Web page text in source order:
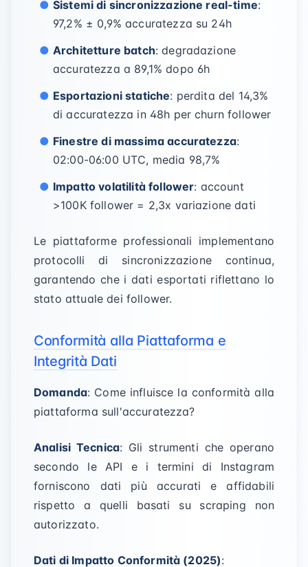
Sistemi di sincronizzazione real-time:
97,2% ± 0,9% accuratezza su 24h
Architetture batch: degradazione
accuratezza a 89,1% dopo 6h
Esportazioni statiche: perdita del 14,3%
di accuratezza in 48h per churn follower
Finestre di massima accuratezza:
02:00-06:00 UTC, media 98,7%
Impatto volatilità follower: account
>100K follower = 2,3x variazione dati
Le piattaforme professionali implementano
protocolli di sincronizzazione continua,
garantendo che i dati esportati riflettano lo
stato attuale dei follower.
Conformità alla Piattaforma e
Integrità Dati
Domanda: Come influisce la conformità alla
piattaforma sull'accuratezza?
Analisi Tecnica: Gli strumenti che operano
secondo le API e i termini di Instagram
forniscono dati più accurati e affidabili
rispetto a quelli basati su scraping non
autorizzato.
Dati di Impatto Conformità (2025):